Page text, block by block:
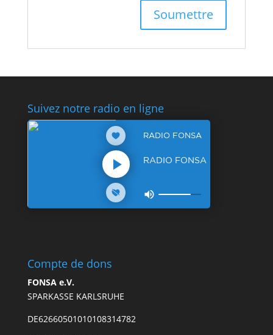
Suivez notre radio en ligne
Compte de dons
FONSA e.V.
SPARKASSE KARLSRUHE
DE62660501010108314782